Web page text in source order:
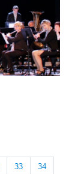
33 34